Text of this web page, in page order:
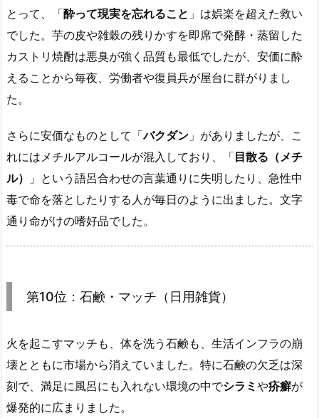
とって、「酔って現実を忘れること 」は娯楽を超えた救い
でした。芋の皮や雑穀の残りかすを即席で発酵・蒸留した
カストリ焼酎は悪臭が強く品質も最低でしたが、安価に酔
えることから毎夜、労働者や復員兵が屋台に群がりまし
た。
さらに安価なものとして「バクダン 」がありましたが、こ
れにはメチルアルコールが混入しており、「目散る（メチ
ル）
」という語呂合わせの言葉通りに失明したり、急性中
毒で命を落としたりする人が毎日のように出ました。文字
通り命がけの嗜好品でした。
第10位：石鹸・マッチ（日用雑貨）
火を起こすマッチも、体を洗う石鹸も、生活インフラの崩
壊とともに市場から消えていました。特に石鹸の欠乏は深
刻で、満足に風呂にも入れない環境の中でシラミ や疥癬が
爆発的に広まりました。